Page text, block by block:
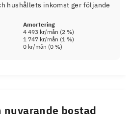
hushållets inkomst ger följande
Amortering
4 493 kr/mån (2 %)
1 747 kr/mån (1 %)
0 kr/mån (0 %)
bostad